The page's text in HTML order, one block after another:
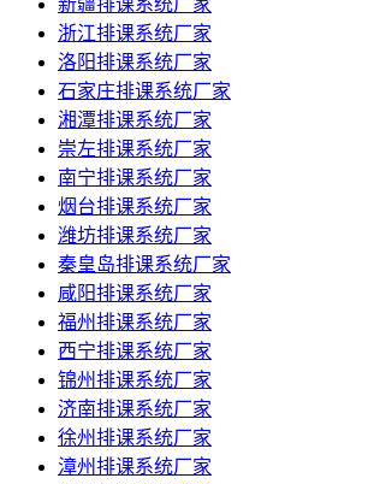
新疆排课系统厂家
浙江排课系统厂家
洛阳排课系统厂家
石家庄排课系统厂家
湘潭排课系统厂家
崇左排课系统厂家
南宁排课系统厂家
烟台排课系统厂家
潍坊排课系统厂家
秦皇岛排课系统厂家
咸阳排课系统厂家
福州排课系统厂家
西宁排课系统厂家
锦州排课系统厂家
济南排课系统厂家
徐州排课系统厂家
漳州排课系统厂家